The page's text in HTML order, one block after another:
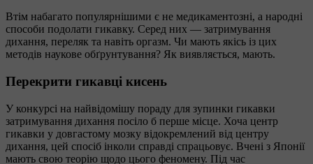
Втім набагато популярнішими є не медикаментозні, а народні
способи подолати гикавку. Серед них — затримування
дихання, переляк та навіть оргазм. Чи мають якісь із цих
методів наукове обґрунтування? Як виявляється, мають.
Перекрити гикавці кисень
У конкурсі на найвідомішу пораду для зупинки гикавки
затримування дихання посіло б перше місце. Хоча центр
гикавки у довгастому мозку відокремлений від центру
дихання, цей спосіб інколи справді спрацьовує. Вчені з Японії
мають свою теорію щодо цього феномену. Під час